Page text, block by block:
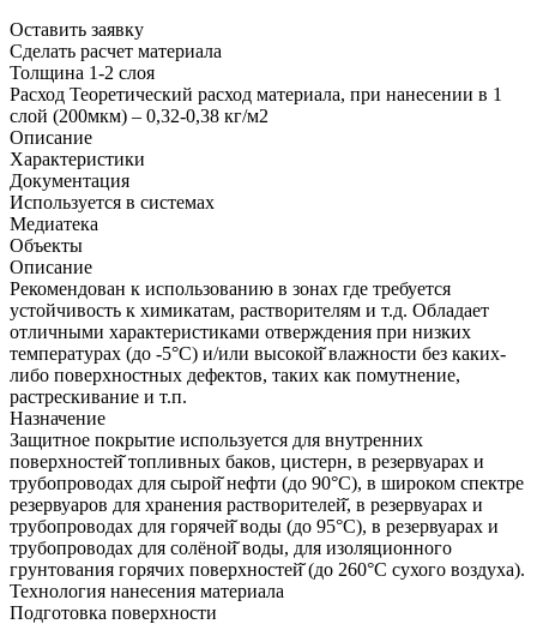
Оставить заявку
Сделать расчет материала
Толщина 1-2 слоя
Расход Теоретический расход материала, при нанесении в 1
слой (200мкм) – 0,32-0,38 кг/м2
Описание
Характеристики
Документация
Используется в системах
Медиатека
Объекты
Описание
Рекомендован к использованию в зонах где требуется
устойчивость к химикатам, растворителям и т.д. Обладает
отличными характеристиками отверждения при низких
температурах (до -5°C) и/или высокой̆ влажности без каких-
либо поверхностных дефектов, таких как помутнение,
растрескивание и т.п.
Назначение
Защитное покрытие используется для внутренних
поверхностей̆ топливных баков, цистерн, в резервуарах и
трубопроводах для сырой̆ нефти (до 90°C), в широком спектре
резервуаров для хранения растворителей̆, в резервуарах и
трубопроводах для горячей̆ воды (до 95°C), в резервуарах и
трубопроводах для солёной̆ воды, для изоляционного
грунтования горячих поверхностей̆ (до 260°C сухого воздуха).
Технология нанесения материала
Подготовка поверхности